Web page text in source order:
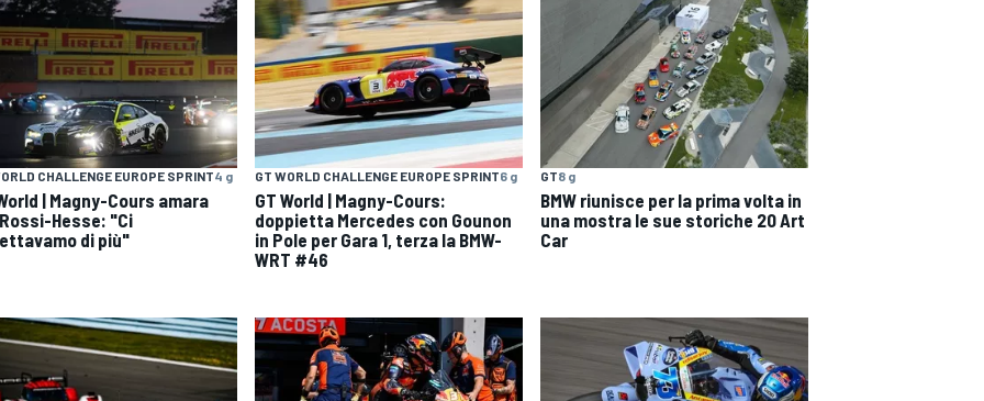
CHALLENGE EUROPE SPRINT4 g
| Magny-Cours amara
Hesse: "Ci
di più"
GT WORLD CHALLENGE EUROPE SPRINT6 g
GT World | Magny-Cours:
doppietta Mercedes con Gounon
in Pole per Gara 1, terza la BMW-
WRT #46
GT8 g
BMW riunisce per la prima volta in
una mostra le sue storiche 20 Art
Car